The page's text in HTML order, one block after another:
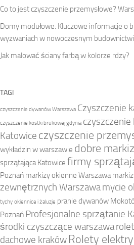
Co to jest czyszczenie przemysłowe?
Domy modułowe: Kluczowe informacje o
wyzwaniach w nowoczesnym
Jak malować ściany farbą w kolorze rdzy?
TAGI
czyszczenie dywanów Warszawa Czyszczenie
czyszczenie kostki brukowej gdynia
Katowice czyszczenie
wykładzin w warszawie dobre
sprzątająca Katowice firmy
Poznań markizy okienne Warszawa
zewnętrznych Warszawamycie
tychy okiennice i żaluzje pranie dywanów
Poznań Profesjonalne sprzątanie
środki czyszczące warszawa
dachowe kraków Rolety